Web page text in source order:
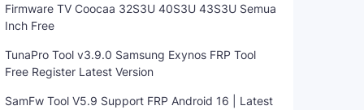
Firmware TV Coocaa 32S3U 40S3U 43S3U Semua
Inch Free
TunaPro Tool v3.9.0 Samsung Exynos FRP Tool
Free Register Latest Version
SamFw Tool V5.9 Support FRP Android 16 | Latest